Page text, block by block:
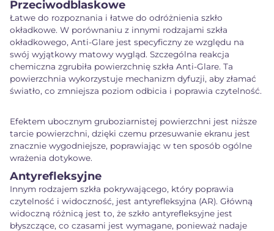
Przeciwodblaskowe
Łatwe do rozpoznania i łatwe do odróżnienia szkło
okładkowe. W porównaniu z innymi rodzajami szkła
okładkowego, Anti-Glare jest specyficzny ze względu na
swój wyjątkowy matowy wygląd. Szczególna reakcja
chemiczna zgrubiła powierzchnię szkła Anti-Glare. Ta
powierzchnia wykorzystuje mechanizm dyfuzji, aby złamać
światło, co zmniejsza poziom odbicia i poprawia czytelność.
Efektem ubocznym gruboziarnistej powierzchni jest niższe
tarcie powierzchni, dzięki czemu przesuwanie ekranu jest
znacznie wygodniejsze, poprawiając w ten sposób ogólne
wrażenia dotykowe.
Antyrefleksyjne
Innym rodzajem szkła pokrywającego, który poprawia
czytelność i widoczność, jest antyrefleksyjna (AR). Główną
widoczną różnicą jest to, że szkło antyrefleksyjne jest
błyszczące, co czasami jest wymagane, ponieważ nadaje